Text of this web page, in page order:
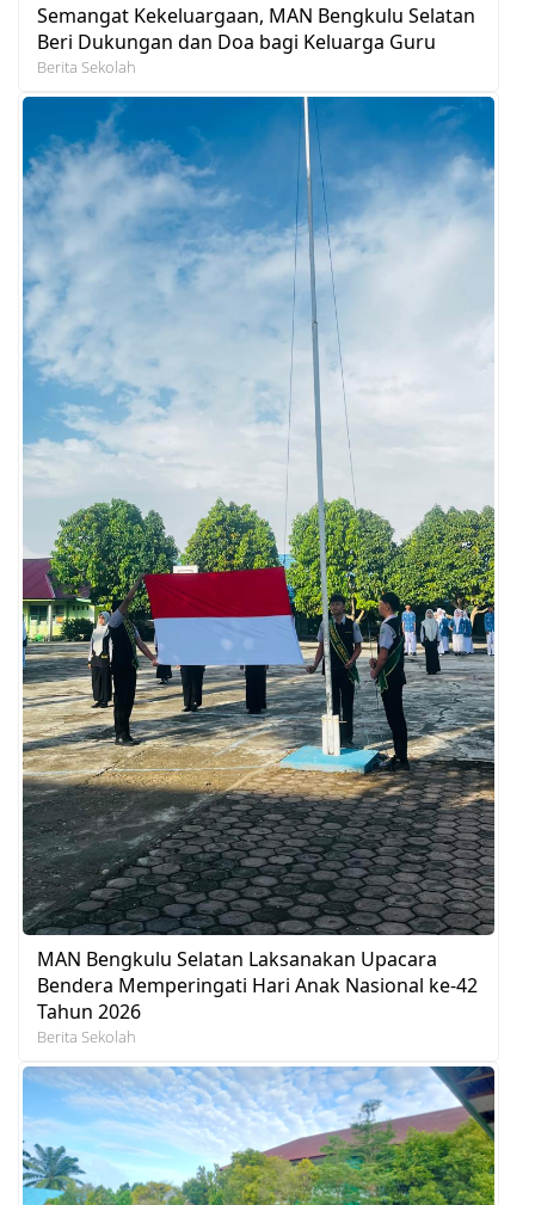
Semangat Kekeluargaan, MAN Bengkulu Selatan
Beri Dukungan dan Doa bagi Keluarga Guru
Berita Sekolah
MAN Bengkulu Selatan Laksanakan Upacara
Bendera Memperingati Hari Anak Nasional ke-42
Tahun 2026
Berita Sekolah